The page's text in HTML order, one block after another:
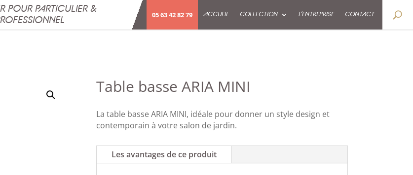
POUR PARTICULIER &
05 63 42 82 79 ACCUEIL COLLECTION L’ENTREPRISE CONTACT
Table basse ARIA MINI
La table basse ARIA MINI, idéale pour donner un style design et
contemporain à votre salon de jardin.
Les avantages de ce produit